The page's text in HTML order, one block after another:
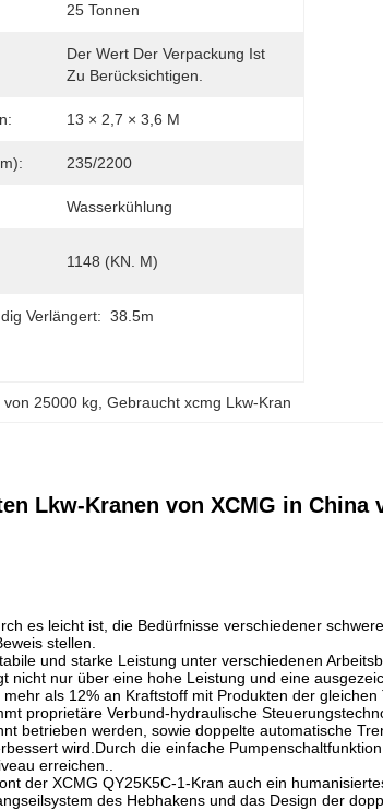
25 Tonnen
Der Wert Der Verpackung Ist
Zu Berücksichtigen.
13 × 2,7 × 3,6 M
235/2200
Wasserkühlung
1148 (KN. M)
Verlängert: 38.5m
25000 kg Gebraucht xcmg Lkw-Kran
Lkw-Kranen von XCMG in China
es leicht ist, die Bedürfnisse verschiedener
stellen.
und starke Leistung unter verschiedenen
nur über eine hohe Leistung und eine
als 12% an Kraftstoff mit Produkten der
proprietäre Verbund-hydraulische
betrieben werden, sowie doppelte automatische
wird.Durch die einfache
erreichen..
der XCMG QY25K5C-1-Kran auch ein
des Hebhakens und das Design der